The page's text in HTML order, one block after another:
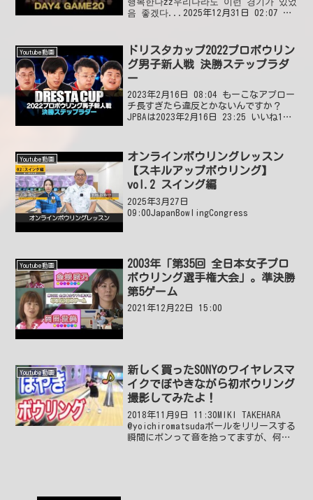
음 좋겠다...2025年12月31日 02:07 い
Youtube動画
ドリスタカップ2022プロボウリン
グ男子新人戦 決勝ステップラダ
ー
2023年2月16日 08:04 もーこなアプロー
チ長すぎたら違反とかないんですか？
JPBAは2023年2月16日 23:25 いいね1件
病気でボウリングをする事が...
Youtube動画
オンラインボウリングレッスン
【スキルアップボウリング】
vol.2 スイング編
2025年3月27日
09:00JapanBowlingCongress
Youtube動画
2003年「第35回 全日本女子プロ
ボウリング選手権大会」。準決勝
第5ゲーム
2021年12月22日 15:00
Youtube動画
新しく買ったSONYのワイヤレスマ
イクでぼやきながら初ボウリング
撮影してみたよ！
2018年11月9日 11:30MIKI TAKEHARA
@yoichiromatsudaボールをリリースする
瞬間にポンって音を拾ってますが、何で